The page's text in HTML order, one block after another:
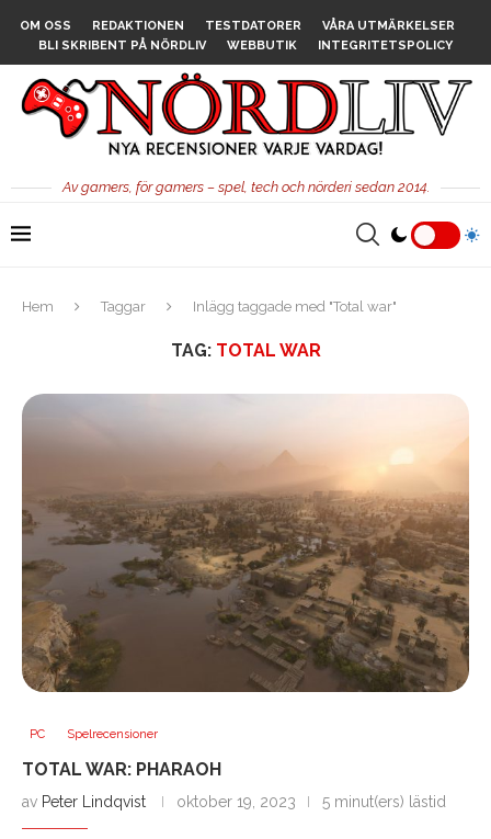
OM OSS REDAKTIONEN TESTDATORER
VÅRA UTMÄRKELSER
BLI SKRIBENT PÅ NÖRDLIV
WEBBUTIK INTEGRITETSPOLICY
Av gamers, för gamers – spel, tech och nörderi sedan 2014.
Hem Taggar Inlägg taggade med "Total war"
TAG: TOTAL WAR
PC Spelrecensioner
TOTAL WAR: PHARAOH
av Peter Lindqvist oktober 19, 2023 5 minut(ers) lästid